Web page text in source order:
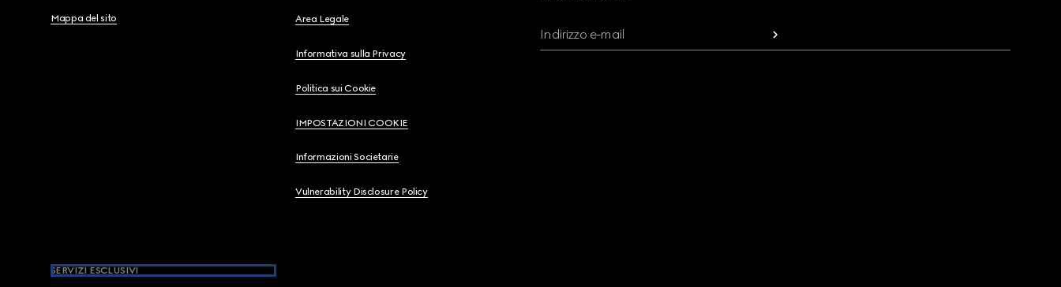
Mappa del sito Area Legale
Informativa sulla Privacy
Politica sui Cookie
IMPOSTAZIONI COOKIE
Informazioni Societarie
Vulnerability Disclosure Policy
SERVIZI ESCLUSIVI
Indirizzo e-mail